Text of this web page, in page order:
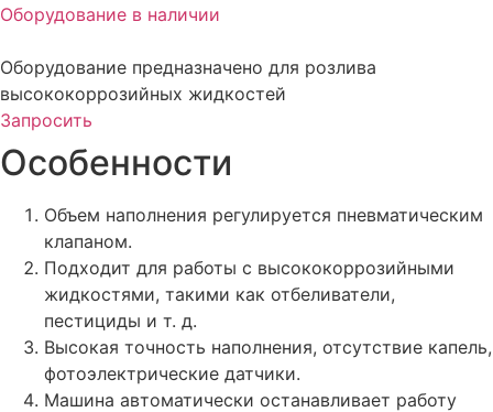
Оборудование в наличии
Оборудование предназначено для розлива
высококоррозийных жидкостей
Запросить
Особенности
Объем наполнения регулируется пневматическим
клапаном.
Подходит для работы с высококоррозийными
жидкостями, такими как отбеливатели,
пестициды и т. д.
Высокая точность наполнения, отсутствие капель,
фотоэлектрические датчики.
Машина автоматически останавливает работу